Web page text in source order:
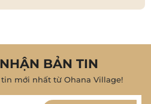
BẢN TIN
mới nhất từ Ohana Village!